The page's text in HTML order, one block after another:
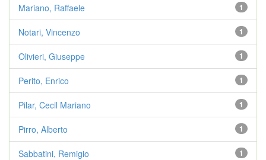
1
Mariano, Raffaele
1
Notari, Vincenzo
1
Olivieri, Giuseppe
1
Perito, Enrico
1
Pilar, Cecil Mariano
1
Pirro, Alberto
1
Sabbatini, Remigio